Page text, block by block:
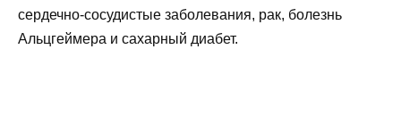
сердечно-сосудистые заболевания, рак, болезнь
Альцгеймера и сахарный диабет.